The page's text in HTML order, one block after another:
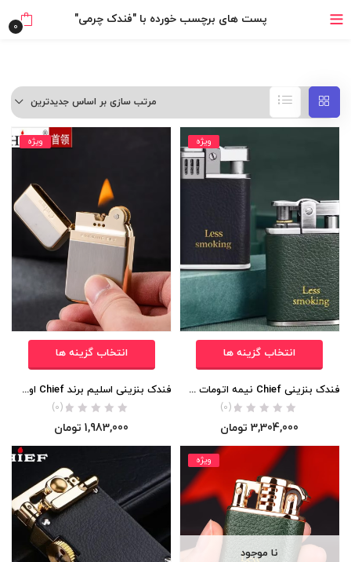
خرید قسطی با ترب‌پی
پست های برچسب خورده با "فندک چرمی" 0
مرتب سازی بر اساس جدیدترین
ویژه
انتخاب گزینه ها
فندک بنزینی Chief نیمه اتومات بدنه چرمی اورجینال
(0)
3,304,000 تومان
ویژه
انتخاب گزینه ها
فندک بنزینی اسلیم برند Chief اورجینال
(0)
1,983,000 تومان
ویژه
نا موجود